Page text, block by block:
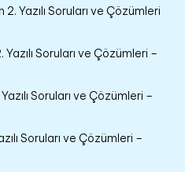
2. Yazılı Soruları ve Çözümleri
Yazılı Soruları ve Çözümleri –
Soruları ve Çözümleri –
Soruları ve Çözümleri –